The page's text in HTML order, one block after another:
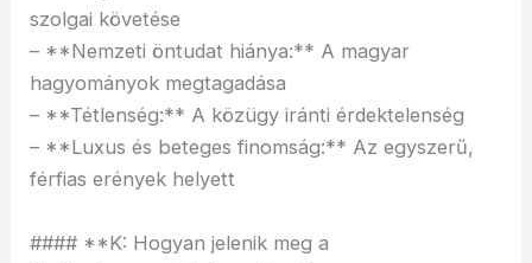
szolgai követése
– **Nemzeti öntudat hiánya:** A magyar
hagyományok megtagadása
– **Tétlenség:** A közügy iránti érdektelenség
– **Luxus és beteges finomság:** Az egyszerű,
férfias erények helyett
#### **K: Hogyan jelenik meg a